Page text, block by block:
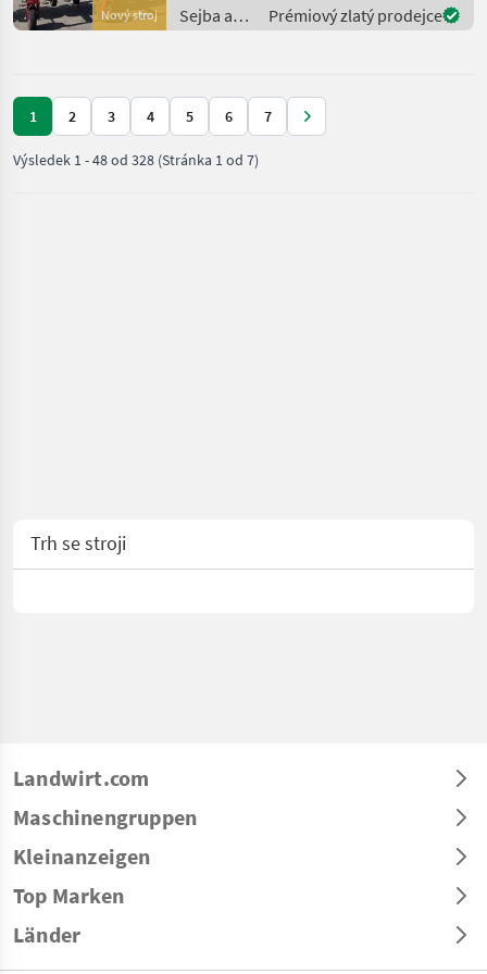
Nový stroj
Rahmen
Sejba a
starostlivosť
Prémiový zlatý prodejce
1 2 3 4 5 6 7
Výsledek 1-48od 328 (Stránka 1 od 7)
Trh se stroji
Landwirt.com
Maschinengruppen
Kleinanzeigen
Top Marken
Länder